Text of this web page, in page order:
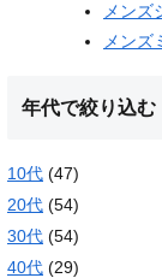
メンズ
メンズ
年代で絞り込む
10代 (47)
20代 (54)
30代 (54)
40代 (29)